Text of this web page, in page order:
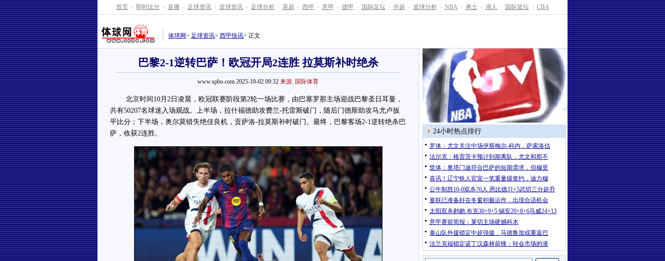
首页 - 即时比分 - 直播 - 足球资讯 - 篮球资讯 - 足球分析 - 英超 - 西甲 - 意甲 - 德甲 - 国际足坛 - 中超 - 篮球分析 - NBA - 勇士 - 湖人 - 国际篮坛 - CBA
体球网> 足球资讯> 西甲快讯> 正文
巴黎2-1逆转巴萨！欧冠开局2连胜 拉莫斯补时绝杀
www.spbo.com 2025-10-02 09:32 来源: 国际体育
北京时间10月2日凌晨，欧冠联赛阶段第2轮一场比赛，由巴塞罗那主场迎战巴黎圣日耳曼，
共有50207名球迷入场观战。上半场， 拉什福德助攻费兰-托雷斯破门，随后门德斯助攻马尤卢扳
平比分；下半场， 奥尔莫错失绝佳良机，贡萨洛-拉莫斯补时破门。最终，巴黎客场2-1逆转绝杀巴
萨，收获2连胜。
24小时热点排行
罗体：尤文关注中场伊斯梅尔-科内，萨索洛估
法尔克：格雷茨卡预计到期离队，尤文和那不
世体：奥塔门迪符合巴萨的短期需求，但穆里
喜讯！辽宁铁人官宣一笔重量级签约，迪力穆
公牛制胜10-0双杀76人 恩比德31+5武切三分超乔
曼联已准备好在冬窗积极运作，出现合适机会
太阳双杀鹈鹕 布克30+9+5 锡安20+8+6马威24+13
意甲赛前简报：莱切主场硬撼科木
泰山队外援锁定中超强援，马德鲁加或重返巴
法兰克福锁定诺丁汉森林前锋：转会市场的潜